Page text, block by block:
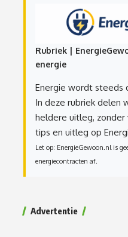
Rubriek |
energie
Energie wordt steeds
In deze rubriek delen
heldere uitleg, zonder
tips en uitleg op
Let op: EnergieGewoon.nl is
energiecontracten af.
Advertentie